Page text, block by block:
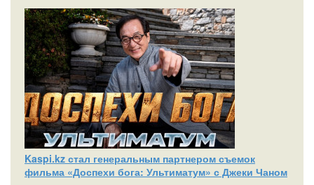
Kaspi.kz стал генеральным партнером съемок
фильма «Доспехи бога: Ультиматум» с Джеки Чаном